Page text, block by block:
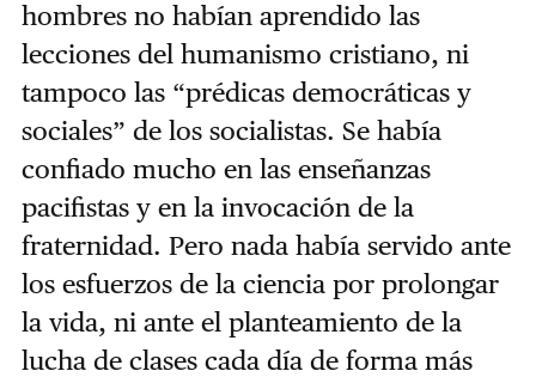
hombres no habían aprendido las
lecciones del humanismo cristiano, ni
tampoco las “prédicas democráticas y
sociales” de los socialistas. Se había
confiado mucho en las enseñanzas
pacifistas y en la invocación de la
fraternidad. Pero nada había servido ante
los esfuerzos de la ciencia por prolongar
la vida, ni ante el planteamiento de la
lucha de clases cada día de forma más